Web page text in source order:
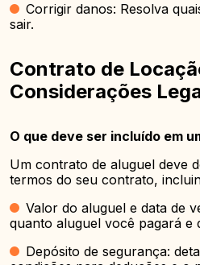
Corrigir danos: Resolva
sair.
Contrato de
Considerações
O que deve ser incluído em
Um contrato de aluguel deve
termos do seu contrato,
Valor do aluguel e data de
quanto aluguel você pagará e
Depósito de segurança: